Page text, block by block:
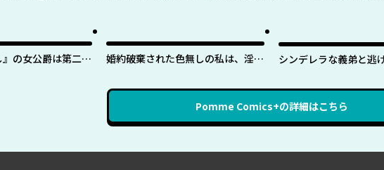
』の女公爵は第二王
婚約破棄された色無しの私は、淫紋
シンデレラな義弟と逃
Pomme Comics+の詳細はこちら